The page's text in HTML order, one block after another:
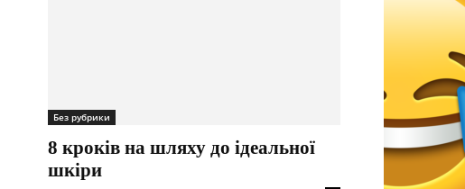
Без рубрики
8 кроків на шляху до ідеальної
шкіри